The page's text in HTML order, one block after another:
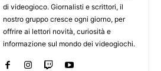
di videogioco. Giornalisti e scrittori, il
nostro gruppo cresce ogni giorno, per
offrire ai lettori novità, curiosità e
informazione sul mondo dei videogiochi.